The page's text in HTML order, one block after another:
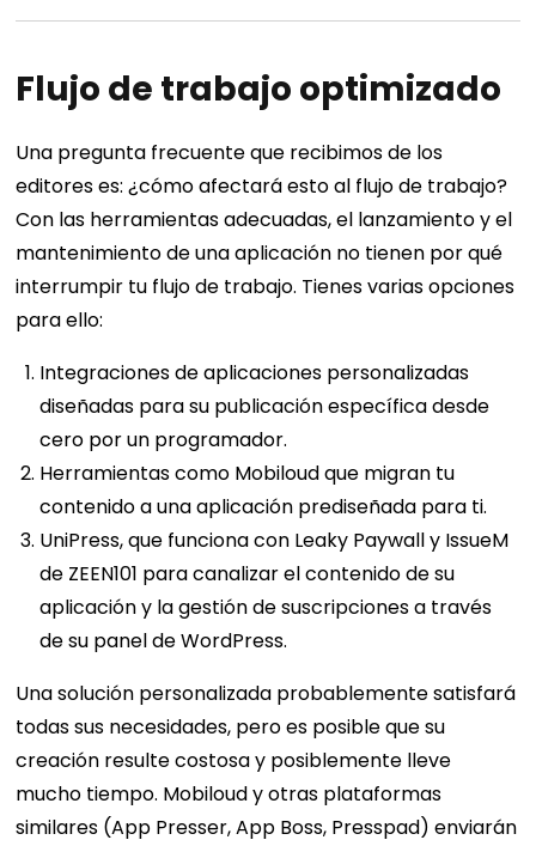
Flujo de trabajo optimizado
Una pregunta frecuente que recibimos de los
editores es: ¿cómo afectará esto al flujo de trabajo?
Con las herramientas adecuadas, el lanzamiento y el
mantenimiento de una aplicación no tienen por qué
interrumpir tu flujo de trabajo. Tienes varias opciones
para ello:
Integraciones de aplicaciones personalizadas
diseñadas para su publicación específica desde
cero por un programador.
Herramientas como Mobiloud que migran tu
contenido a una aplicación prediseñada para ti.
UniPress, que funciona con Leaky Paywall y IssueM
de ZEEN101 para canalizar el contenido de su
aplicación y la gestión de suscripciones a través
de su panel de WordPress.
Una solución personalizada probablemente satisfará
todas sus necesidades, pero es posible que su
creación resulte costosa y posiblemente lleve
mucho tiempo. Mobiloud y otras plataformas
similares (App Presser, App Boss, Presspad) enviarán